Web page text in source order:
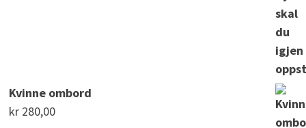
Kvinne ombord
kr 280,00